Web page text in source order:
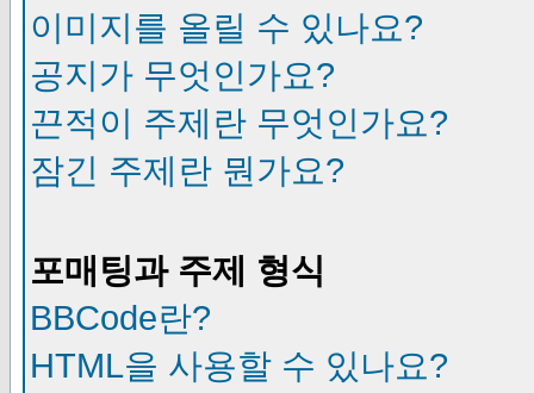
이미지를 올릴 수 있나요?
공지가 무엇인가요?
끈적이 주제란 무엇인가요?
잠긴 주제란 뭔가요?
포매팅과 주제 형식
BBCode란?
HTML을 사용할 수 있나요?